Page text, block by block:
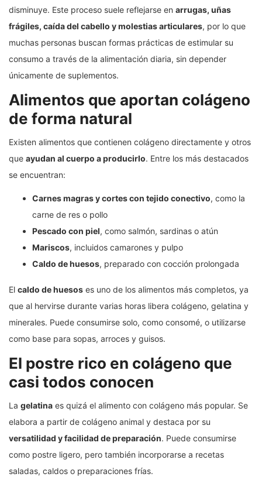
disminuye. Este proceso suele reflejarse en arrugas, uñas
frágiles, caída del cabello y molestias articulares, por lo que
muchas personas buscan formas prácticas de estimular su
consumo a través de la alimentación diaria, sin depender
únicamente de suplementos.
Alimentos que aportan colágeno
de forma natural
Existen alimentos que contienen colágeno directamente y otros
que ayudan al cuerpo a producirlo. Entre los más destacados
se encuentran:
Carnes magras y cortes con tejido conectivo, como la
carne de res o pollo
Pescado con piel, como salmón, sardinas o atún
Mariscos, incluidos camarones y pulpo
Caldo de huesos, preparado con cocción prolongada
El caldo de huesos es uno de los alimentos más completos, ya
que al hervirse durante varias horas libera colágeno, gelatina y
minerales. Puede consumirse solo, como consomé, o utilizarse
como base para sopas, arroces y guisos.
El postre rico en colágeno que
casi todos conocen
La gelatina es quizá el alimento con colágeno más popular. Se
elabora a partir de colágeno animal y destaca por su
versatilidad y facilidad de preparación. Puede consumirse
como postre ligero, pero también incorporarse a recetas
saladas, caldos o preparaciones frías.